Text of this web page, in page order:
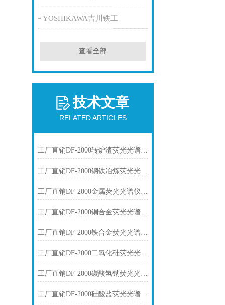
YOSHIKAWA吉川铁工
查看全部
技术文章
RELATED ARTICLES
工厂直销DF-2000转炉渣荧光光谱仪技术参数
工厂直销DF-2000钢铁冶炼荧光光谱仪技术参数
工厂直销DF-2000金属荧光光谱仪技术参数
工厂直销DF-2000铜合金荧光光谱仪技术参数
工厂直销DF-2000铁合金荧光光谱仪技术参数
工厂直销DF-2000二氧化硅荧光光谱仪技术参数
工厂直销DF-2000碳酸氢钠荧光光谱仪技术参数
工厂直销DF-2000硅酸盐荧光光谱仪技术参数